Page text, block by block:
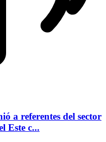
a referentes del sector
Este c...